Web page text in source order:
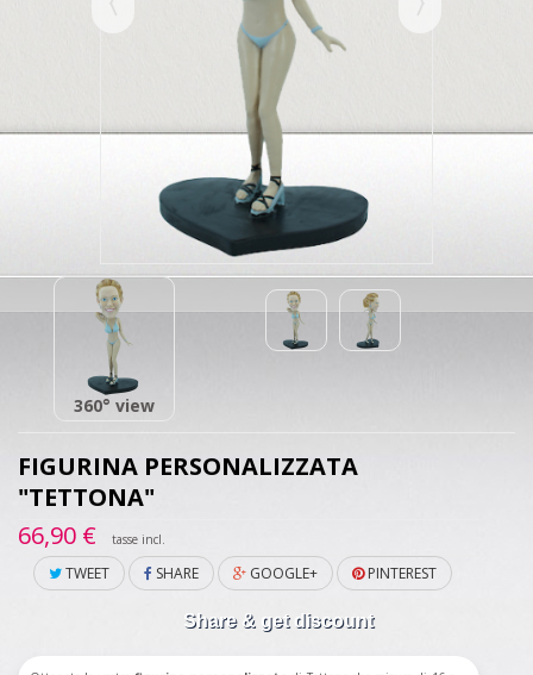
360° view
FIGURINA PERSONALIZZATA
"TETTONA"
66,90 €
tasse incl.
TWEET SHARE GOOGLE+ PINTEREST
Share & get discount